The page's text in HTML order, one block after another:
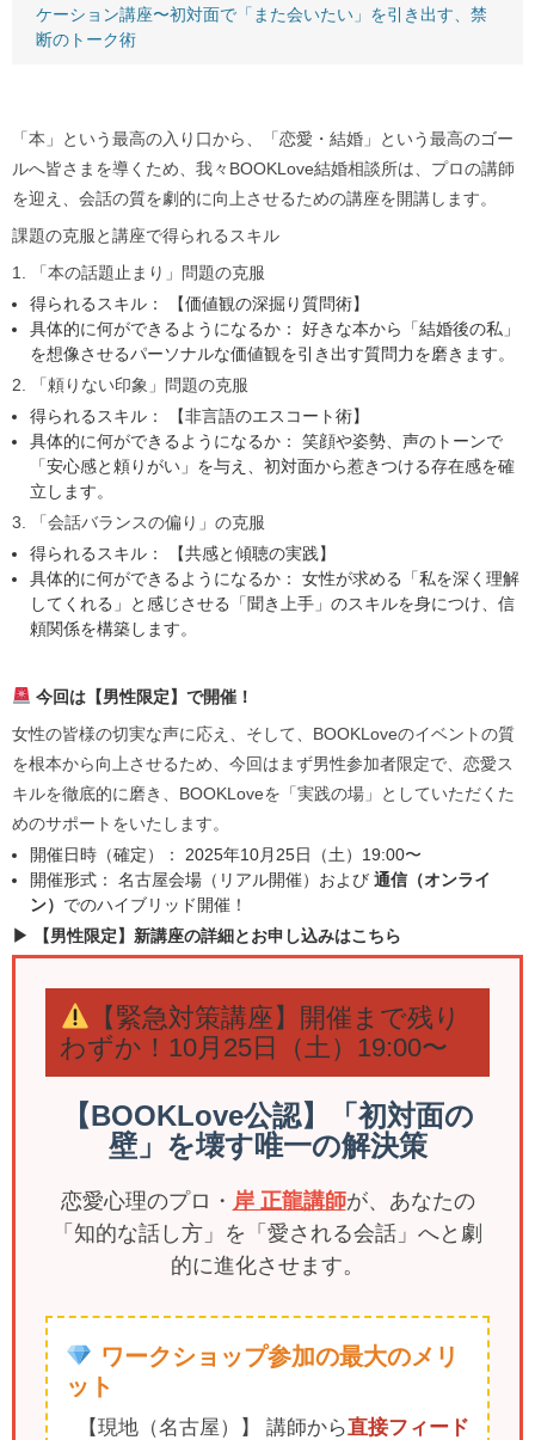
ケーション講座〜初対面で「また会いたい」を引き出す、禁
断のトーク術
「本」という最高の入り口から、「恋愛・結婚」という最高のゴー
ルへ皆さまを導くため、我々BOOKLove結婚相談所は、プロの講師
を迎え、会話の質を劇的に向上させるための講座を開講します。
課題の克服と講座で得られるスキル
1. 「本の話題止まり」問題の克服
得られるスキル： 【価値観の深掘り質問術】
具体的に何ができるようになるか： 好きな本から「結婚後の私」
を想像させるパーソナルな価値観を引き出す質問力を磨きます。
2. 「頼りない印象」問題の克服
得られるスキル： 【非言語のエスコート術】
具体的に何ができるようになるか： 笑顔や姿勢、声のトーンで
「安心感と頼りがい」を与え、初対面から惹きつける存在感を確
立します。
3. 「会話バランスの偏り」の克服
得られるスキル： 【共感と傾聴の実践】
具体的に何ができるようになるか： 女性が求める「私を深く理解
してくれる」と感じさせる「聞き上手」のスキルを身につけ、信
頼関係を構築します。
今回は【男性限定】で開催！
女性の皆様の切実な声に応え、そして、BOOKLoveのイベントの質
を根本から向上させるため、今回はまず男性参加者限定で、恋愛ス
キルを徹底的に磨き、BOOKLoveを「実践の場」としていただくた
めのサポートをいたします。
開催日時（確定）： 2025年10月25日（土）19:00〜
開催形式： 名古屋会場（リアル開催）および 通信（オンライ
ン） でのハイブリッド開催！
▶︎
【男性限定】新講座の詳細とお申し込みはこちら
【緊急対策講座】開催まで残り
わずか！10月25日（土）19:00〜
【BOOKLove公認】「初対面の
壁」を壊す唯一の解決策
恋愛心理のプロ・ 岸 正龍講師が、あなたの
「知的な話し方」を「愛される会話」へと劇
的に進化させます。
ワークショップ参加の最大のメリ
ット
【現地（名古屋）】 講師から直接フィード